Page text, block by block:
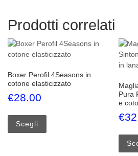
Prodotti correlati
Boxer Perofil 4Seasons in
cotone elasticizzato
€28.00
Scegli
Questo prodotto ha più
Pura
e
€